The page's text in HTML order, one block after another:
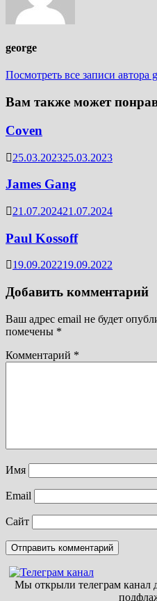
george
Посмотреть все записи автора
Вам также может
Coven
25.03.202325.03.2023
James Gang
21.07.202421.07.2024
Paul Kossoff
19.09.202219.09.2022
Добавить комментарий
Ваш адрес email не будет
помечены *
Комментарий *
Имя
Email
Сайт
Мы открыли телеграм канал